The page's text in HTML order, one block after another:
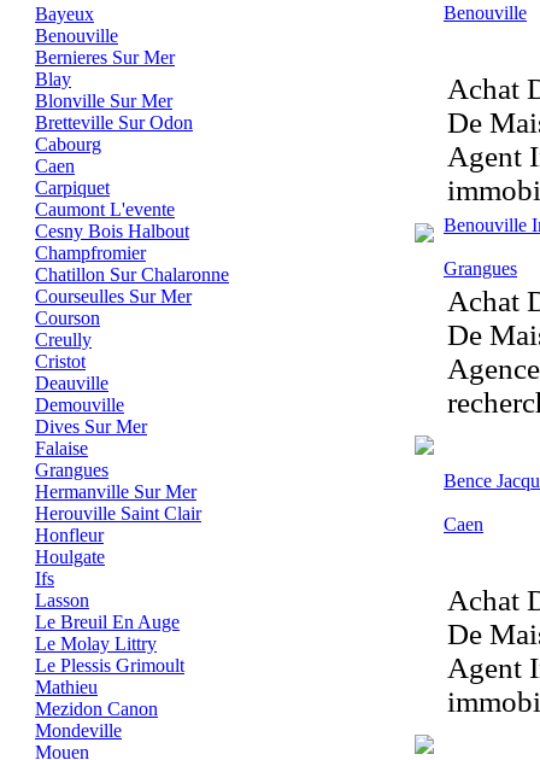
Bayeux
Benouville
Bernieres Sur Mer
Blay
Blonville Sur Mer
Bretteville Sur Odon
Cabourg
Caen
Carpiquet
Caumont L'evente
Cesny Bois Halbout
Champfromier
Chatillon Sur Chalaronne
Courseulles Sur Mer
Courson
Creully
Cristot
Deauville
Demouville
Dives Sur Mer
Falaise
Grangues
Hermanville Sur Mer
Herouville Saint Clair
Honfleur
Houlgate
Ifs
Lasson
Le Breuil En Auge
Le Molay Littry
Le Plessis Grimoult
Mathieu
Mezidon Canon
Mondeville
Mouen
Benouville
Achat
De
Agent
Benouville
Grangues
Achat
De
Bence
Caen
Achat
De
Agent